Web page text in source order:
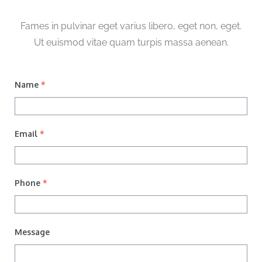
Fames in pulvinar eget varius libero, eget non, eget.
Ut euismod vitae quam turpis massa aenean.
Name *
Email *
Phone *
Message